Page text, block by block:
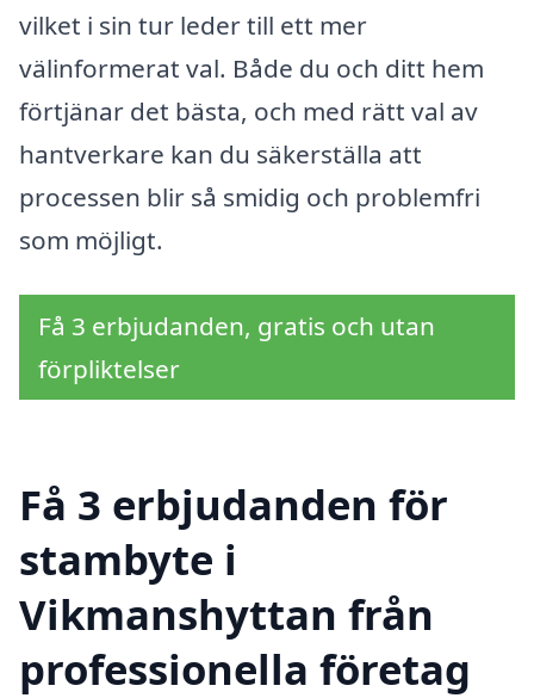
vilket i sin tur leder till ett mer
välinformerat val. Både du och ditt hem
förtjänar det bästa, och med rätt val av
hantverkare kan du säkerställa att
processen blir så smidig och problemfri
som möjligt.
Få 3 erbjudanden, gratis och utan
förpliktelser
Få 3 erbjudanden för
stambyte i
Vikmanshyttan från
professionella företag